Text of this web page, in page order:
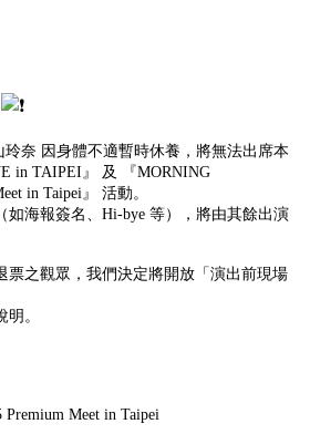
奈 因身體不適暫時休養，將無法出席本
in TAIPEI』 及 『MORNING
in Taipei』 活動。
如海報簽名、Hi-bye 等），將由其餘出演
票之觀眾，我們決定將開放「演出前現場
。
Meet in Taipei